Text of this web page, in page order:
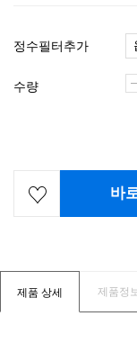
정수필터추가
수량
바
제품 상세 제품정